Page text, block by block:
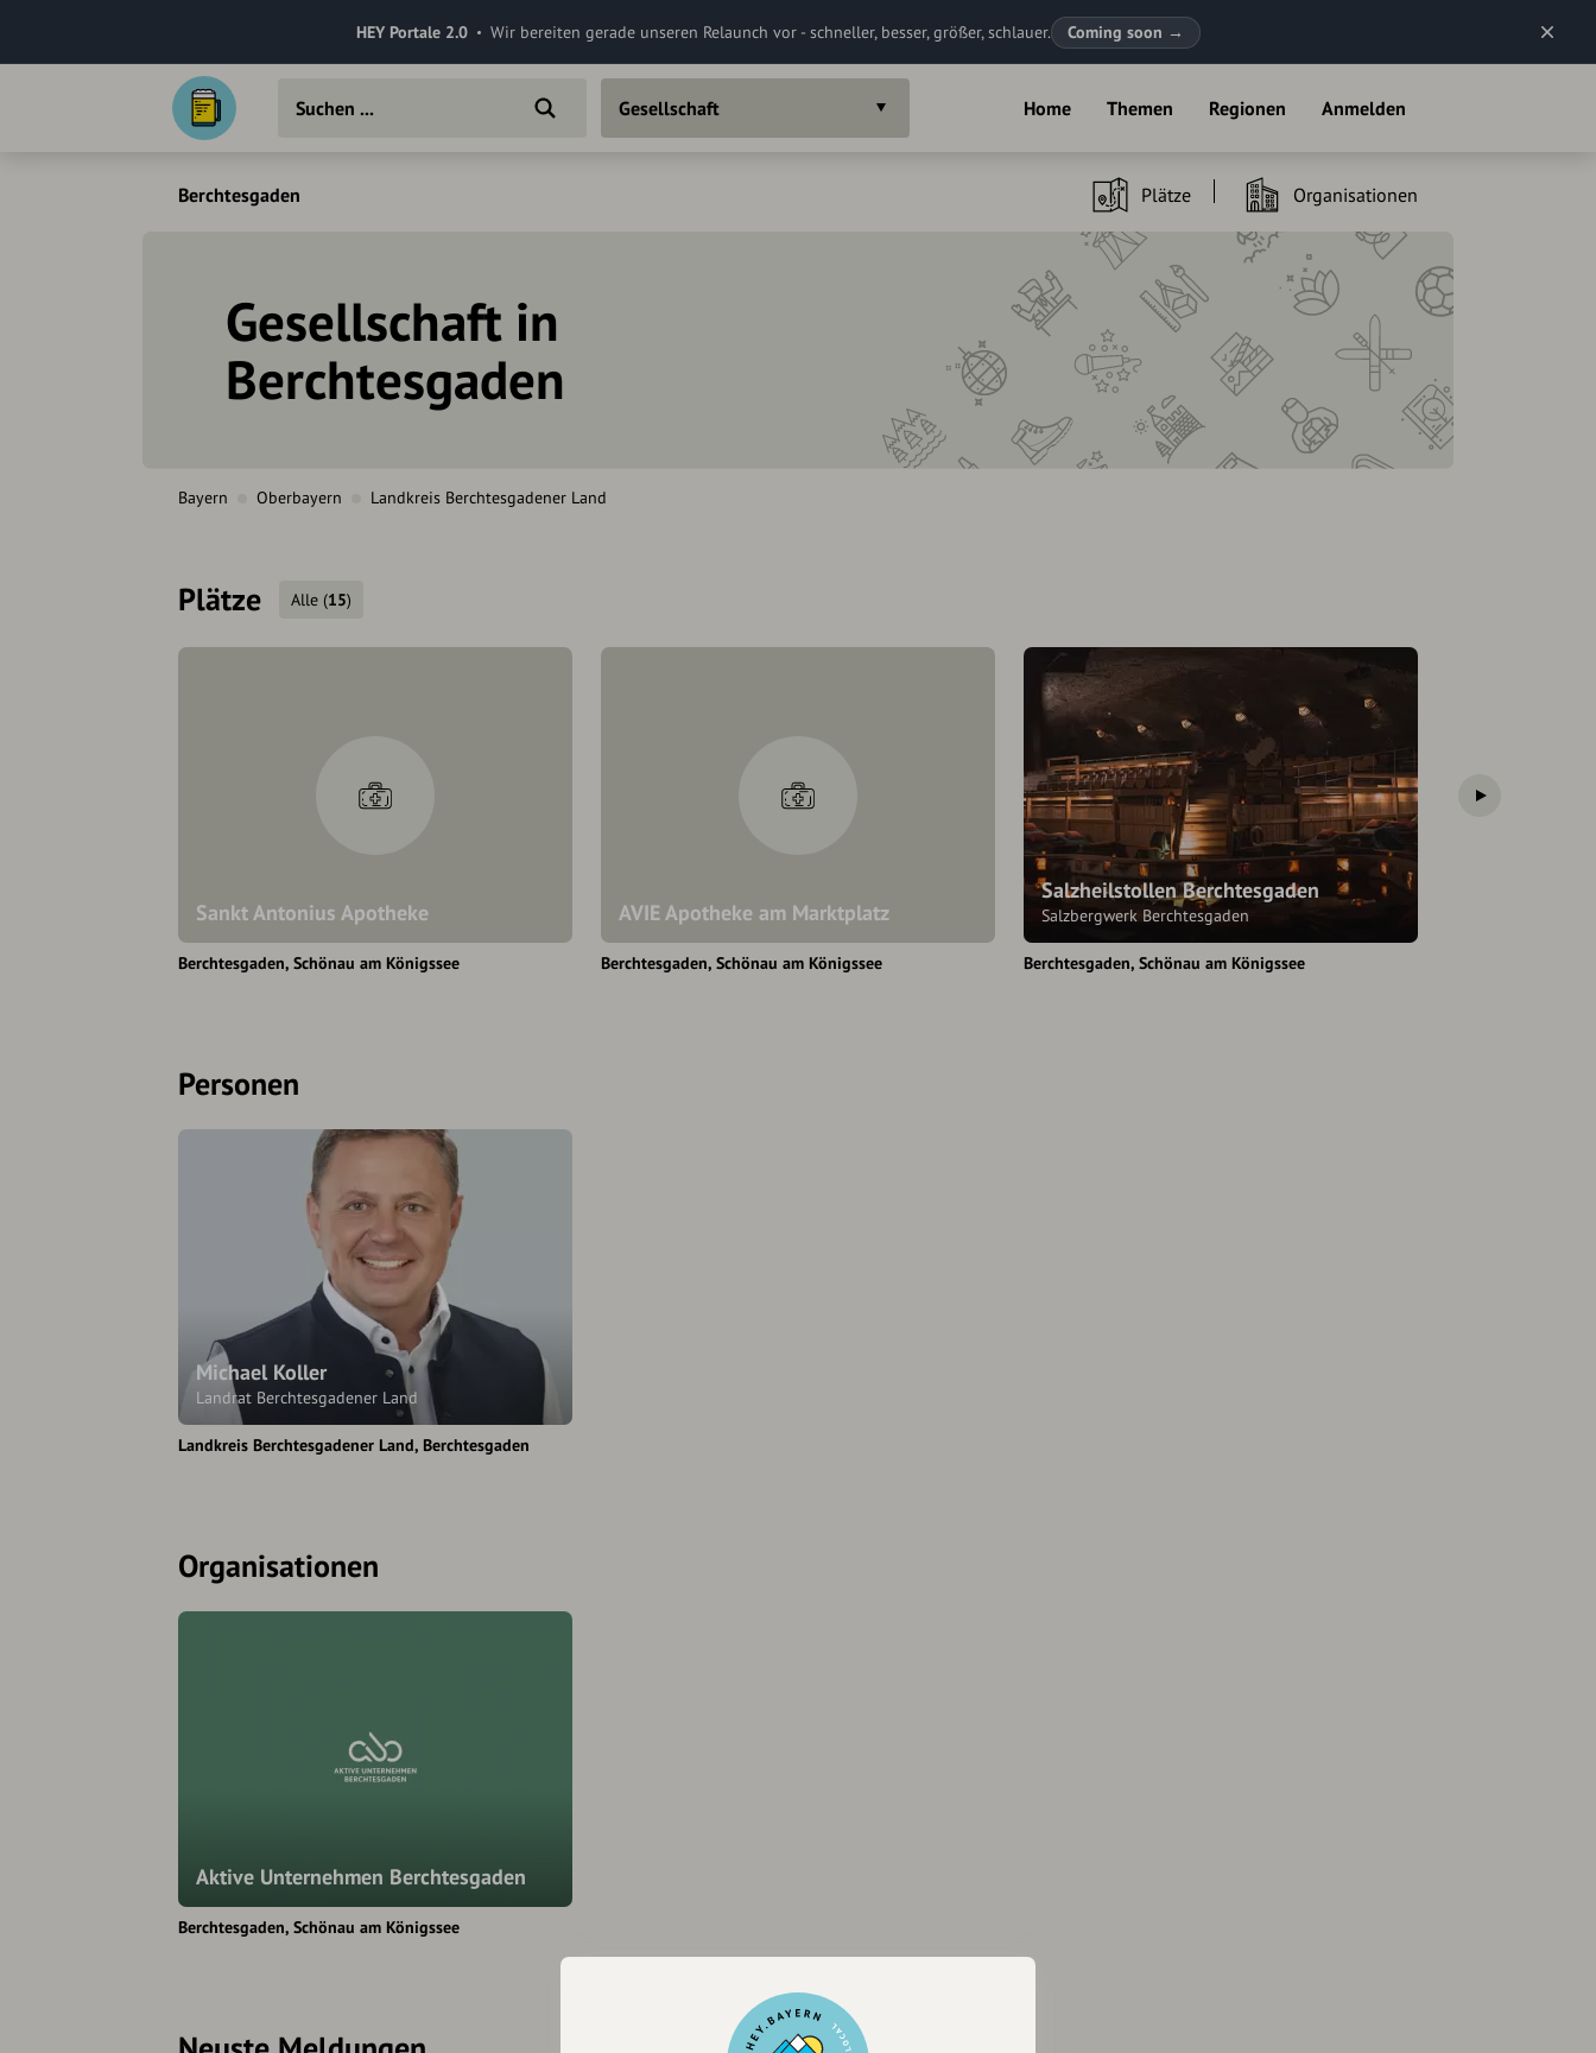
HEY Portale 2.0 Wir bereiten gerade unseren Relaunch vor - schneller, besser, größer, schlauer. Coming soon →
Home Themen Regionen Anmelden
Gesellschaft
Berchtesgaden Plätze Organisationen
Gesellschaft in
Berchtesgaden
Bayern Oberbayern Landkreis Berchtesgadener Land
Plätze Alle (15)
Sankt Antonius Apotheke
Berchtesgaden Schönau am Königssee
AVIE Apotheke am Marktplatz
Berchtesgaden Schönau am Königssee
Salzheilstollen Berchtesgaden
Salzbergwerk Berchtesgaden
Berchtesgaden Schönau am Königssee
Personen
Michael Koller
Landrat Berchtesgadener Land
Landkreis Berchtesgadener Land Berchtesgaden
Organisationen
Aktive Unternehmen Berchtesgaden
Berchtesgaden Schönau am Königssee